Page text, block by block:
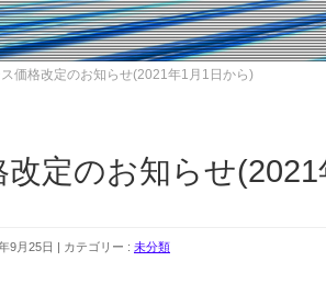
価格改定のお知らせ(2021年1月1日から)
定のお知らせ(2021
9月25日 カテゴリー : 未分類